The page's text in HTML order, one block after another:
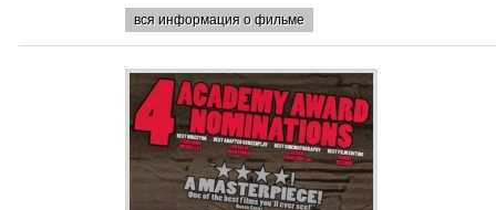
вся информация о фильме